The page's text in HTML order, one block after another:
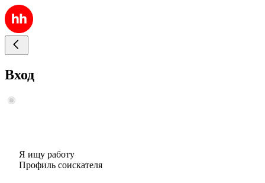
Вход
Я ищу работу
Профиль соискателя